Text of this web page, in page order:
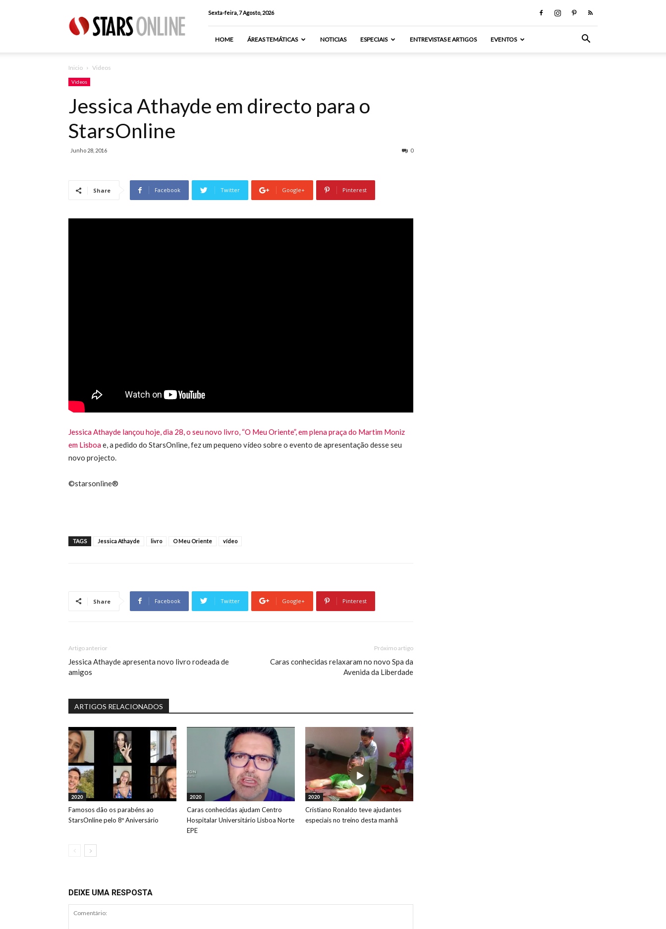
Online
Sexta-feira, 7 Agosto, 2026
HOME ÁREAS TEMÁTICAS NOTICIAS ESPECIAIS ENTREVISTAS E ARTIGOS EVENTOS
Inicio Videos
Videos
Jessica Athayde em directo para o
StarsOnline
Junho 28, 2016 0
Share Facebook Twitter Google+ Pinterest
Jessica Athayde lançou hoje, dia 28, o seu novo livro, “O Meu Oriente”, em plena praça do Martim Moniz
em Lisboae, a pedido do StarsOnline, fez um pequeno vídeo sobre o evento de apresentação desse seu
novo projecto.
©starsonline®
TAGS Jessica Athayde livro O Meu Oriente vídeo
Share Facebook Twitter Google+ Pinterest
Artigo anterior
Jessica Athayde apresenta novo livro rodeada de
amigos
Próximo artigo
Caras conhecidas relaxaram no novo Spa da
Avenida da Liberdade
ARTIGOS RELACIONADOS
2020
Famosos dão os parabéns ao
StarsOnline pelo 8º Aniversário
2020
Caras conhecidas ajudam Centro
Hospitalar Universitário Lisboa Norte
EPE
2020
Cristiano Ronaldo teve ajudantes
especiais no treino desta manhã
DEIXE UMA RESPOSTA